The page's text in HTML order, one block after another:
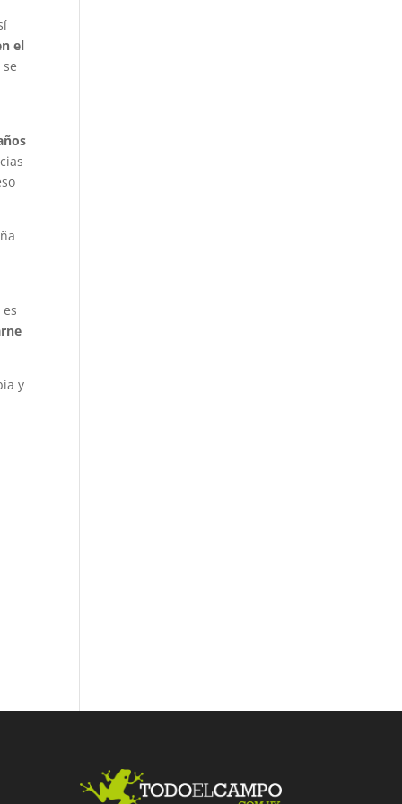
el
es
y
Fac
ebo
Twit
ter